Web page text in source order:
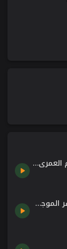
وسطاء وسماسرة اللاعبين مع غرم العمري | بودكاست تماس
المسارد الترجمية + كتب الفريلانسر الموجهة للمترجمين + انطباعاتي عن مهنة الترجمة في الوطن العربي